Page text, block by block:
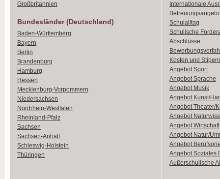
Großbritannien
Bundesländer (Deutschland)
Baden-Württemberg
Bayern
Berlin
Brandenburg
Hamburg
Hessen
Mecklenburg-Vorpommern
Niedersachsen
Nordrhein-Westfalen
Rheinland-Pfalz
Sachsen
Sachsen-Anhalt
Schleswig-Holstein
Thüringen
Internationale
Schulalltag
Schulische
Abschlüsse
Kosten und
Angebot Sport
Angebot Sprache
Angebot Musik
Angebot Kunst/
Angebot Theater/
Angebot
Angebot Wirtschaft
Angebot Natur/
Angebot
Angebot Soziales
Außerschulische